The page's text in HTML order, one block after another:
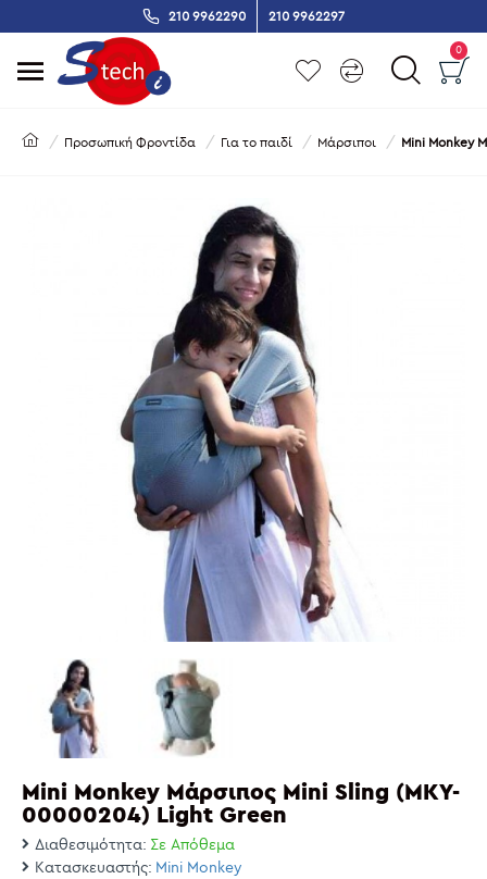
210 9962290 210 9962297
0
Προσωπική Φροντίδα Για το παιδί Μάρσιποι Mini Monkey
Mini Monkey Μάρσιπος Mini Sling (MKY-
00000204) Light Green
Διαθεσιμότητα: Σε Απόθεμα
Κατασκευαστής: Mini Monkey